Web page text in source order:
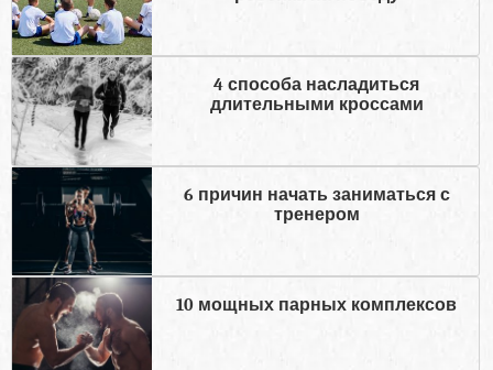
4 способа насладиться
длительными кроссами
6 причин начать заниматься с
тренером
10 мощных парных комплексов